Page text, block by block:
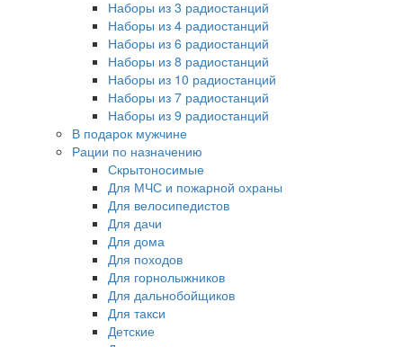
Наборы из 3 радиостанций
Наборы из 4 радиостанций
Наборы из 6 радиостанций
Наборы из 8 радиостанций
Наборы из 10 радиостанций
Наборы из 7 радиостанций
Наборы из 9 радиостанций
В подарок мужчине
Рации по назначению
Скрытоносимые
Для МЧС и пожарной охраны
Для велосипедистов
Для дачи
Для дома
Для походов
Для горнолыжников
Для дальнобойщиков
Для такси
Детские